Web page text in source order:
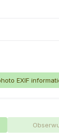
EXIF